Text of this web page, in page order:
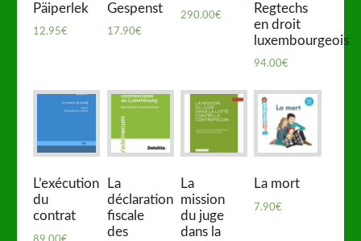
Päiperlek
12.95€
Gespenst
17.90€
290.00€
Regtechs
en droit
luxembourgeois
94.00€
L’exécution
du
contrat
La
déclaration
fiscale
des
La
mission
du juge
dans la
La mort
7.90€